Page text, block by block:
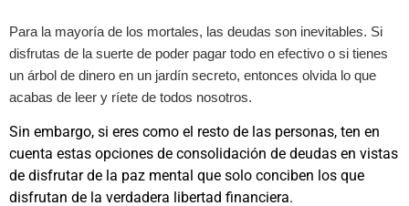
Para la mayoría de los mortales, las deudas son inevitables. Si
disfrutas de la suerte de poder pagar todo en efectivo o si tienes
un árbol de dinero en un jardín secreto, entonces olvida lo que
acabas de leer y ríete de todos nosotros.
Sin embargo, si eres como el resto de las personas, ten en
cuenta estas opciones de consolidación de deudas en vistas
de disfrutar de la paz mental que solo conciben los que
disfrutan de la verdadera libertad financiera.